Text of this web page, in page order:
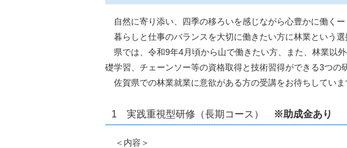
自然に寄り添い、四季の移ろいを感じながら心豊かに働くー
暮らしと仕事のバランスを大切に働きたい方に林業という選
県では、令和9年4月頃から山で働きたい方、また、林業以
礎学習、チェーンソー等の資格取得と技術習得ができる3つの
佐賀県での林業就業に意欲がある方の受講をお待ちしていま
1 実践重視型研修（長期コース） ※助成金あり
＜内容＞